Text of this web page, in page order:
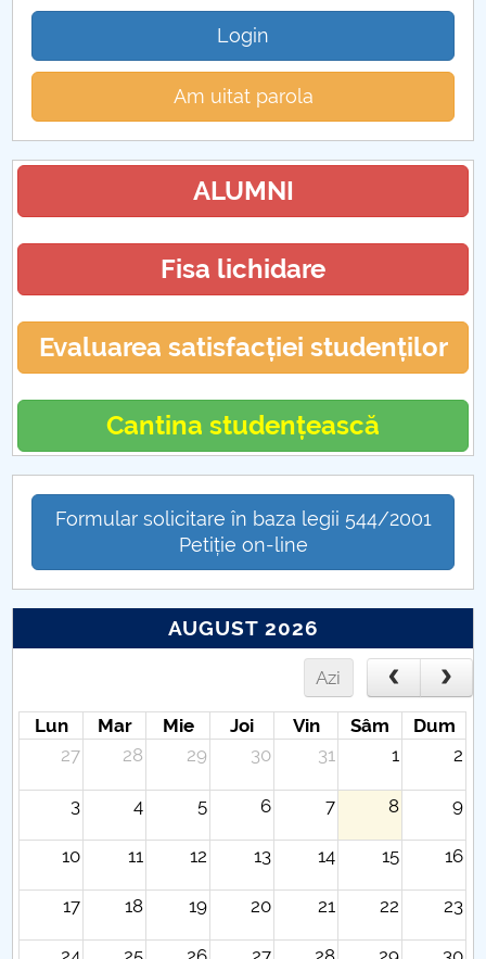
Login
Am uitat parola
ALUMNI
Fisa lichidare
Evaluarea satisfacției studenților
Cantina studențească
Formular solicitare în baza legii 544/2001
Petiție on-line
AUGUST 2026
Azi
Lun Mar Mie Joi Vin Sâm
Dum
27
28 29 30 31 1 2
3 4 5 6 7 8 9
10 11 12 13 14 15 16
17 18 19 20 21 22 23